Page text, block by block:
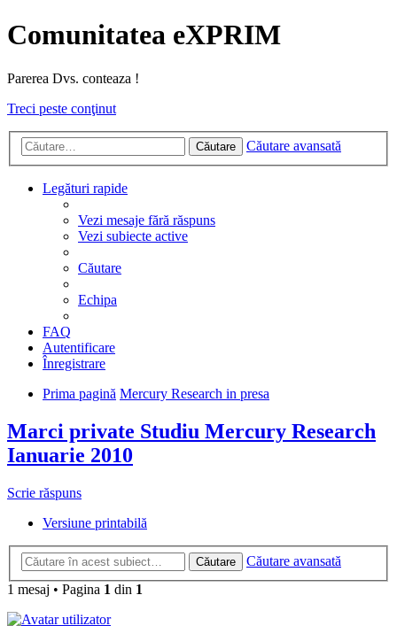
Comunitatea eXPRIM
Parerea Dvs. conteaza !
Treci peste conţinut
Căutare Căutare avansată
Legături rapide
Vezi mesaje fără răspuns
Vezi subiecte active
Căutare
Echipa
FAQ
Autentificare
Înregistrare
Prima pagină Mercury Research in presa
Marci private Studiu Mercury Research
Ianuarie 2010
Scrie răspuns
Versiune printabilă
Căutare
Căutare avansată
1 mesaj • Pagina 1 din 1